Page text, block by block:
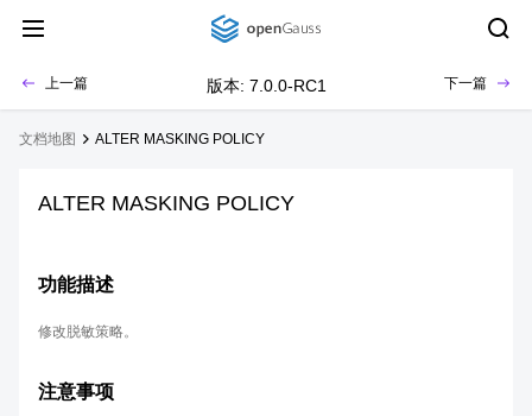
上一篇 版本: 7.0.0-RC1 下一篇
文档地图 ALTER MASKING POLICY
ALTER MASKING POLICY
功能描述
修改脱敏策略。
注意事项